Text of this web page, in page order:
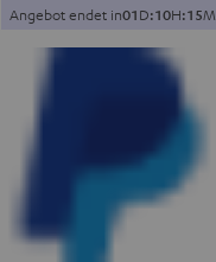
Angebot endet in01D:10H:15M